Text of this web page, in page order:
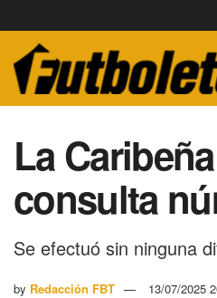
La
consulta
Se efectuó sin ninguna
by Redacción FBT 13/07/2025